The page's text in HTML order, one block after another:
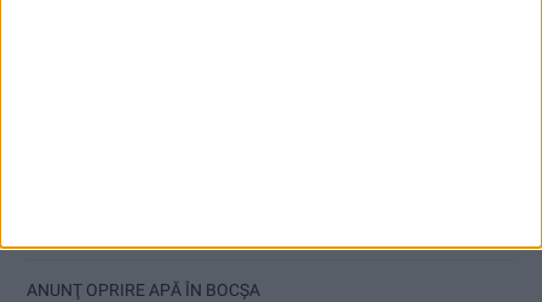
ANUNŢ OPRIRE APĂ ÎN BOCȘA